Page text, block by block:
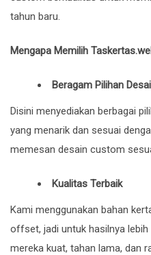
tahun baru.
Mengapa Memilih
Beragam Pilihan
Disini menyediakan berbagai
yang menarik dan sesuai
memesan desain custom
Kualitas Terbaik
Kami menggunakan bahan
offset, jadi untuk hasilnya
mereka kuat, tahan lama, dan